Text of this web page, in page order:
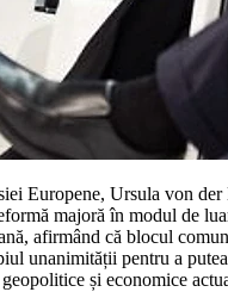
Europene, Ursula von
majoră în modul de
afirmând că blocul
unanimității pentru a
și economice